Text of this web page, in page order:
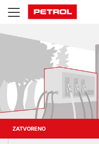
Prodajna
mjesta
ZATVORENO